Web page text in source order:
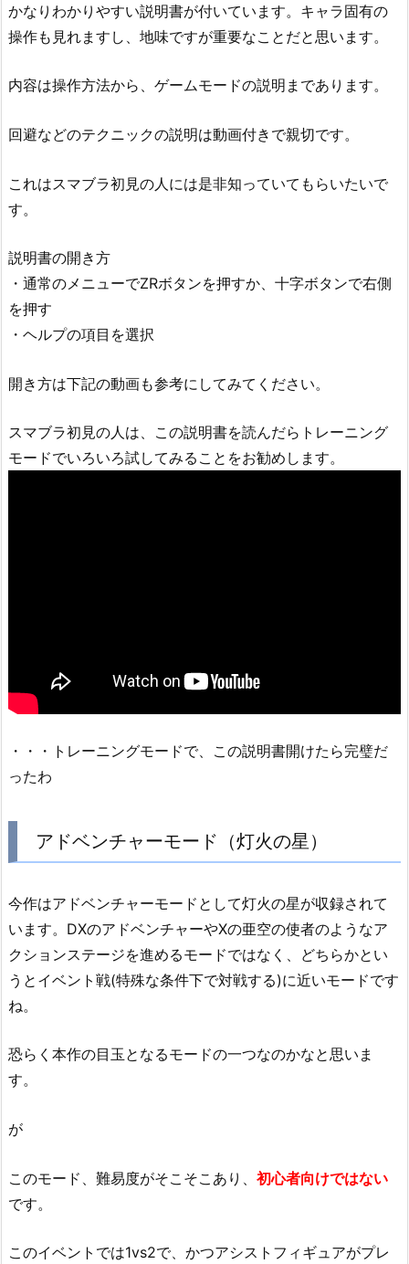
かなりわかりやすい説明書が付いています。キャラ固有の
操作も見れますし、地味ですが重要なことだと思います。
内容は操作方法から、ゲームモードの説明まであります。
回避などのテクニックの説明は動画付きで親切です。
これはスマブラ初見の人には是非知っていてもらいたいで
す。
説明書の開き方
・通常のメニューでZRボタンを押すか、十字ボタンで右側
を押す
・ヘルプの項目を選択
開き方は下記の動画も参考にしてみてください。
スマブラ初見の人は、この説明書を読んだらトレーニング
モードでいろいろ試してみることをお勧めします。
・・・トレーニングモードで、この説明書開けたら完璧だ
ったわ
アドベンチャーモード（灯火の星）
今作はアドベンチャーモードとして灯火の星が収録されて
います。DXのアドベンチャーやXの亜空の使者のようなア
クションステージを進めるモードではなく、どちらかとい
うとイベント戦(特殊な条件下で対戦する)に近いモードです
ね。
恐らく本作の目玉となるモードの一つなのかなと思いま
す。
が
このモード、難易度がそこそこあり、 初心者向けではない
です。
このイベントでは1vs2で、かつアシストフィギュアがプレ